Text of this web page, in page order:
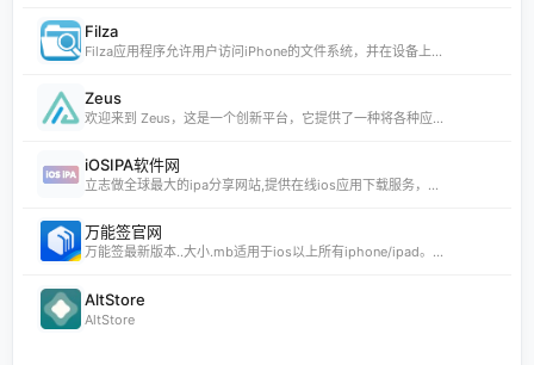
Filza
Filza应用程序允许用户访问iPhone的文件系统，并在设备上...
Zeus
欢迎来到 Zeus，这是一个创新平台，它提供了一种将各种应...
iOSIPA软件网
立志做全球最大的ipa分享网站,提供在线ios应用下载服务，...
万能签官网
万能签最新版本..大小.mb适用于ios以上所有iphone/ipad。...
AltStore
AltStore